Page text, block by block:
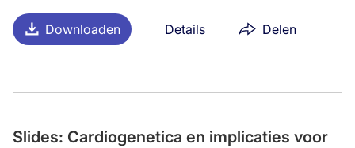
Downloaden Details Delen
Slides: Cardiogenetica en implicaties voor